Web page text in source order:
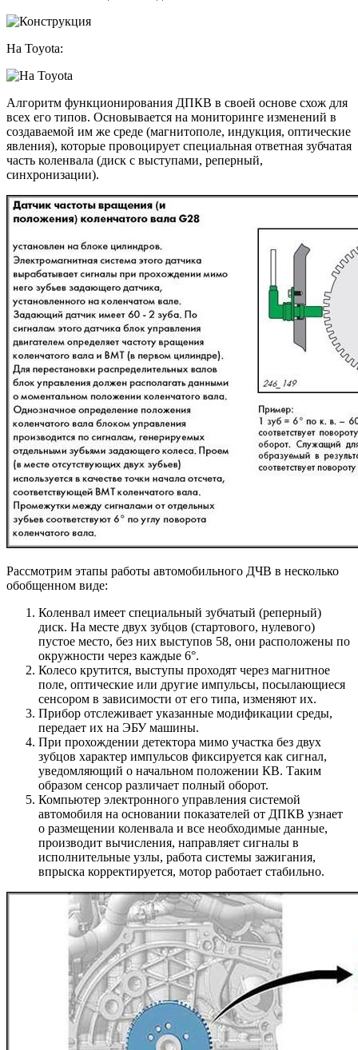
На Toyota:
Алгоритм функционирования ДПКВ в своей основе схож для
всех его типов. Основывается на мониторинге изменений в
создаваемой им же среде (магнитополе, индукция, оптические
явления), которые провоцирует специальная ответная зубчатая
часть коленвала (диск с выступами, реперный,
синхронизации).
Рассмотрим этапы работы автомобильного ДЧВ в несколько
обобщенном виде:
Коленвал имеет специальный зубчатый (реперный)
диск. На месте двух зубцов (стартового, нулевого)
пустое место, без них выступов 58, они расположены по
окружности через каждые 6°.
Колесо крутится, выступы проходят через магнитное
поле, оптические или другие импульсы, посылающиеся
сенсором в зависимости от его типа, изменяют их.
Прибор отслеживает указанные модификации среды,
передает их на ЭБУ машины.
При прохождении детектора мимо участка без двух
зубцов характер импульсов фиксируется как сигнал,
уведомляющий о начальном положении КВ. Таким
образом сенсор различает полный оборот.
Компьютер электронного управления системой
автомобиля на основании показателей от ДПКВ узнает
о размещении коленвала и все необходимые данные,
производит вычисления, направляет сигналы в
исполнительные узлы, работа системы зажигания,
впрыска корректируется, мотор работает стабильно.